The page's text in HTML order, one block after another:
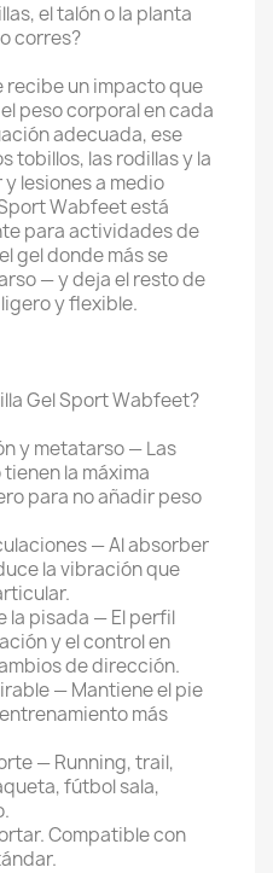
el talón o la planta
corres?
recibe un impacto que
peso corporal en cada
adecuada, ese
tobillos, las rodillas y la
lesiones a medio
Wabfeet está
para actividades de
gel donde más se
— y deja el resto de
y flexible.
Gel Sport Wabfeet?
y metatarso — Las
la máxima
para no añadir peso
— Al absorber
la vibración que
la pisada — El perfil
y el control en
de dirección.
— Mantiene el pie
más
— Running, trail,
fútbol sala,
Compatible con